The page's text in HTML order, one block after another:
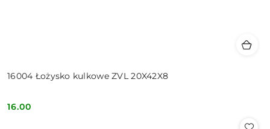
16004 Łożysko kulkowe ZVL 20X42X8
Cena:
16.00